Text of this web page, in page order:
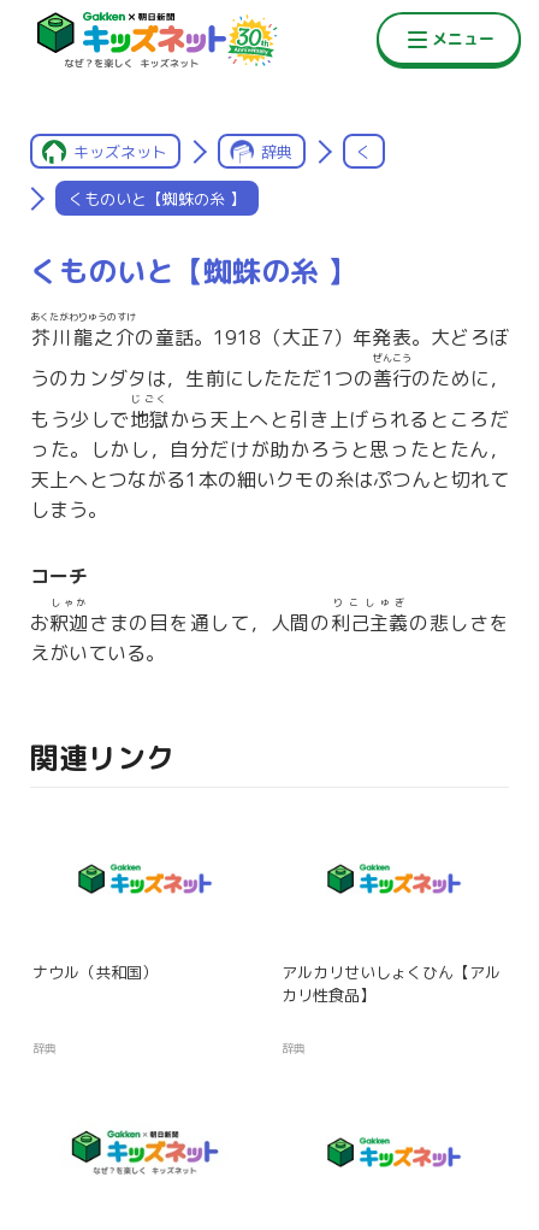
キッズネット 辞典 く
くものいと【蜘蛛の糸 】
くものいと【蜘蛛の糸 】
芥川龍之介
あくたがわりゅうのすけ
の童話。1918（大正7）年発表。大どろぼ
うのカンダタは，生前にしたただ1つの善行
ぜんこう
のために，
もう少しで地獄
じごく
から天上へと引き上げられるところだ
った。しかし，自分だけが助かろうと思ったとたん，
天上へとつながる1本の細いクモの糸はぷつんと切れて
しまう。
コーチ
お釈迦
しゃか
さまの目を通して，人間の利己主義
りこしゅぎ
の悲しさを
えがいている。
関連リンク
ナウル（共和国）
辞典
アルカリせいしょくひん【アル
カリ性食品】
辞典